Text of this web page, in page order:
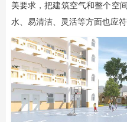
美要求，把建筑空气和整个空
水、易清洁、灵活等方面也应